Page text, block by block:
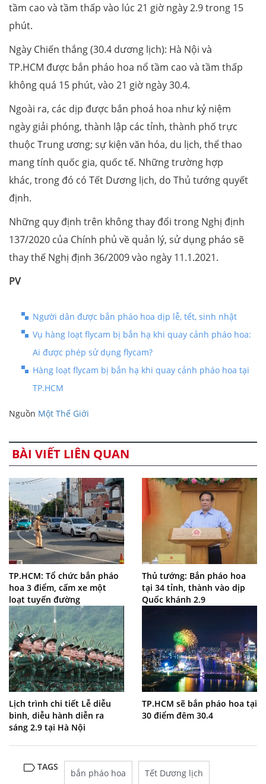
tầm cao và tầm thấp vào lúc 21 giờ ngày 2.9 trong 15
phút.
Ngày Chiến thắng (30.4 dương lịch): Hà Nội và
TP.HCM được bắn pháo hoa nổ tầm cao và tầm thấp
không quá 15 phút, vào 21 giờ ngày 30.4.
Ngoài ra, các dịp được bắn phoá hoa như kỷ niệm
ngày giải phóng, thành lập các tỉnh, thành phố trực
thuộc Trung ương; sự kiện văn hóa, du lịch, thể thao
mang tính quốc gia, quốc tế. Những trường hợp
khác, trong đó có Tết Dương lịch, do Thủ tướng quyết
định.
Những quy định trên không thay đổi trong Nghị định
137/2020 của Chính phủ về quản lý, sử dụng pháo sẽ
thay thế Nghị định 36/2009 vào ngày 11.1.2021.
PV
Người dân được bắn pháo hoa dịp lễ, tết, sinh nhật
Vụ hàng loạt flycam bị bắn hạ khi quay cảnh pháo hoa:
Ai được phép sử dụng flycam?
Hàng loạt flycam bị bắn hạ khi quay cảnh pháo hoa tại
TP.HCM
Nguồn Một Thế Giới
BÀI VIẾT LIÊN QUAN
TP.HCM: Tổ chức bắn pháo
hoa 3 điểm, cấm xe một
loạt tuyến đường
Thủ tướng: Bắn pháo hoa
tại 34 tỉnh, thành vào dịp
Quốc khánh 2.9
Lịch trình chi tiết Lễ diễu
binh, diễu hành diễn ra
sáng 2.9 tại Hà Nội
TP.HCM sẽ bắn pháo hoa tại
30 điểm đêm 30.4
TAGS
bắn pháo hoa Tết Dương lịch